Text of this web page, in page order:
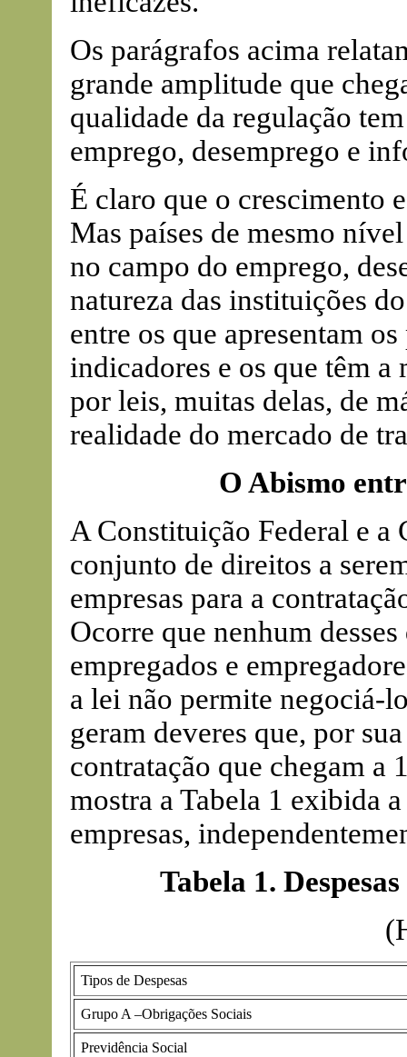
Os parágrafos acima
grande amplitude que
qualidade da regulação
emprego, desemprego e
É claro que o crescimento
Mas países de mesmo
no campo do emprego,
natureza das instituições
entre os que apresentam
indicadores e os que têm
por leis, muitas delas, de
realidade do mercado de
O Abismo
A Constituição Federal e a
conjunto de direitos a
empresas para a
Ocorre que nenhum
empregados e
a lei não permite negociá-
geram deveres que, por
contratação que chegam a
mostra a Tabela 1 exibida
empresas,
Tabela 1.
Tipos de Despesas
Grupo A –Obrigações Sociais
Previdência Social